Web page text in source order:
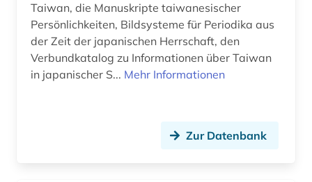
Taiwan, die Manuskripte taiwanesischer
Persönlichkeiten, Bildsysteme für Periodika aus
der Zeit der japanischen Herrschaft, den
Verbundkatalog zu Informationen über Taiwan
in japanischer S... Mehr Informationen
Zur Datenbank